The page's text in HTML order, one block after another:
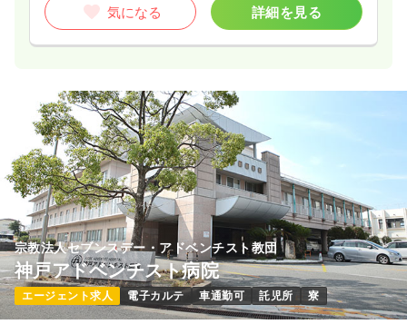
気になる 詳細を見る
宗教法人セブンスデー・アドベンチスト教団
神戸アドベンチスト病院
エージェント求人 電子カルテ 車通勤可 託児所 寮